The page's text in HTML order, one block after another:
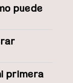
puede
primera